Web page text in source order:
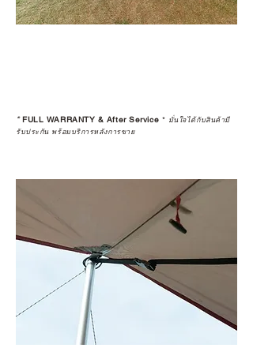
*FULL WARRANTY & After Service * มั่นใจได้กับสินค้ามี
รับประกัน พร้อมบริการหลังการขาย